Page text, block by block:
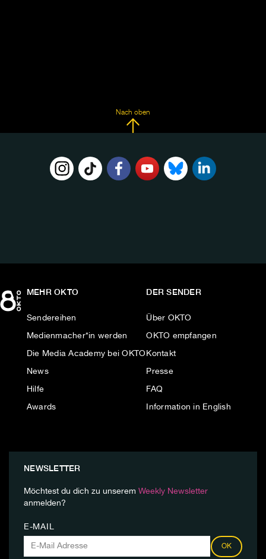
Nach oben
MEHR OKTO
Sendereihen
Medienmacher*in werden
Die Media Academy bei OKTO
News
Hilfe
Awards
DER SENDER
Über OKTO
OKTO empfangen
Kontakt
Presse
FAQ
Information in English
NEWSLETTER
Möchtest du dich zu unserem Weekly Newsletter
anmelden?
E-MAIL
OK